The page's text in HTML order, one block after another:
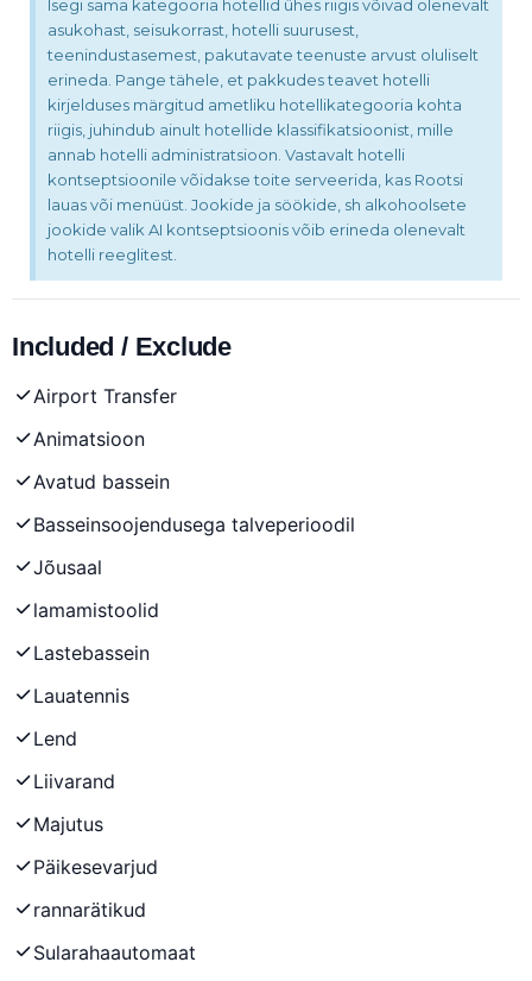
Isegi sama kategooria hotellid ühes riigis võivad olenevalt
asukohast, seisukorrast, hotelli suurusest,
teenindustasemest, pakutavate teenuste arvust oluliselt
erineda. Pange tähele, et pakkudes teavet hotelli
kirjelduses märgitud ametliku hotellikategooria kohta
riigis, juhindub ainult hotellide klassifikatsioonist, mille
annab hotelli administratsioon. Vastavalt hotelli
kontseptsioonile võidakse toite serveerida, kas Rootsi
lauas või menüüst. Jookide ja söökide, sh alkohoolsete
jookide valik AI kontseptsioonis võib erineda olenevalt
hotelli reeglitest.
Included / Exclude
Airport Transfer
Animatsioon
Avatud bassein
Basseinsoojendusega talveperioodil
Jõusaal
lamamistoolid
Lastebassein
Lauatennis
Lend
Liivarand
Majutus
Päikesevarjud
rannarätikud
Sularahaautomaat